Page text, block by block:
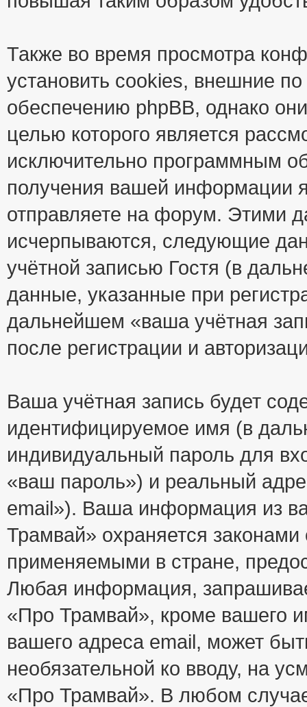
Также во время просмотра
установить cookies, внешние
обеспечению phpBB, однако
целью которого является
исключительно программным
получения вашей информации
отправляете на форум. Этими
исчерпываются, следующие
учётной записью Гостя (в
данные, указанные при
дальнейшем «ваша учётная
после регистрации и
Ваша учётная запись будет
идентифицируемое имя (в
индивидуальный пароль для
«ваш пароль») и реальный
email»). Ваша информация из
Трамвай» охраняется
применяемыми в стране,
Любая информация,
«Про Трамвай», кроме вашего
вашего адреса email, может
необязательной ко вводу, на
«Про Трамвай». В любом